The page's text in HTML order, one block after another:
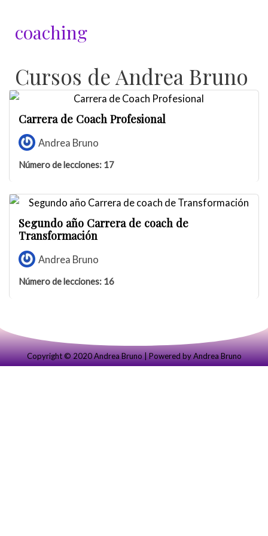
contenido
coaching
Cursos de Andrea Bruno
Carrera de Coach Profesional
Andrea Bruno
Número de lecciones: 17
Segundo año Carrera de coach de
Transformación
Andrea Bruno
Número de lecciones: 16
Copyright ©️ 2020 Andrea Bruno | Powered by Andrea Bruno